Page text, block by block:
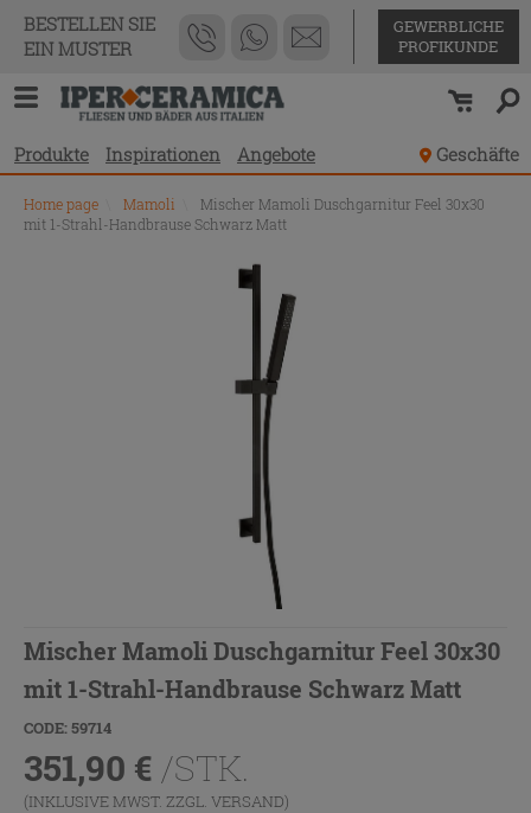
BESTELLEN SIE
EIN MUSTER
GEWERBLICHE
PROFIKUNDE
Produkte Inspirationen Angebote Geschäfte
Home page Mamoli
Mischer Mamoli Duschgarnitur Feel 30x30
mit 1-Strahl-Handbrause Schwarz Matt
Mischer Mamoli Duschgarnitur Feel 30x30
mit 1-Strahl-Handbrause Schwarz Matt
CODE: 59714
351,90 € /STK.
(INKLUSIVE MWST. ZZGL. VERSAND)